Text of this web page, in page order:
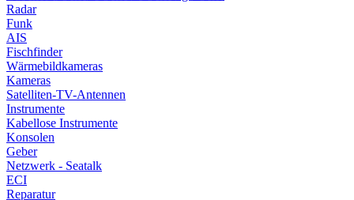
Radar
Funk
AIS
Fischfinder
Wärmebildkameras
Kameras
Satelliten-TV-Antennen
Instrumente
Kabellose Instrumente
Konsolen
Geber
Netzwerk - Seatalk
ECI
Reparatur